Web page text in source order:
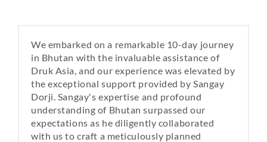
We embarked on a remarkable 10-day journey
in Bhutan with the invaluable assistance of
Druk Asia, and our experience was elevated by
the exceptional support provided by Sangay
Dorji. Sangay's expertise and profound
understanding of Bhutan surpassed our
expectations as he diligently collaborated
with us to craft a meticulously planned